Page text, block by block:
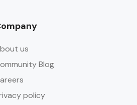
us
Blog
policy